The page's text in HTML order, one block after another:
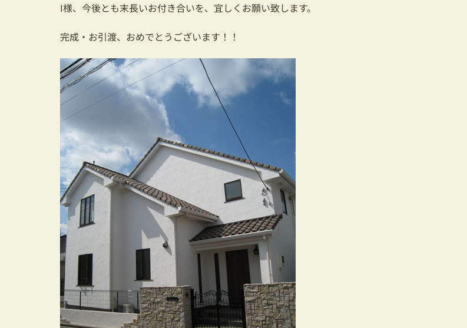
I様、今後とも末長いお付き合いを、宜しくお願い致します。
完成・お引渡、おめでとうございます！！